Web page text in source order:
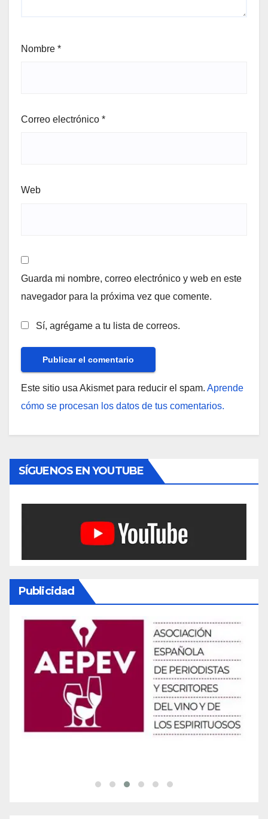
Nombre *
Correo electrónico *
Web
Guarda mi nombre, correo electrónico y web en este
navegador para la próxima vez que comente.
Sí, agrégame a tu lista de correos.
Este sitio usa Akismet para reducir el spam. Aprende
cómo se procesan los datos de tus comentarios.
SÍGUENOS EN YOUTUBE
Publicidad